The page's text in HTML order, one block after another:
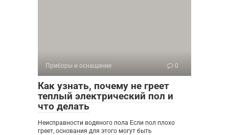
Приборы и оснащение 0
Как узнать, почему не греет
теплый электрический пол и
что делать
Неисправности водяного пола Если пол плохо
греет, основания для этого могут быть